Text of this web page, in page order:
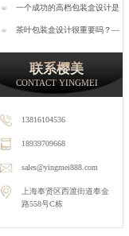
包装
消费者的直观选择—樱美包装
一个成功的高档包装盒设计是
怎样的？—樱美包装
茶叶包装盒设计很重要吗？—
樱美包装
联系樱美
CONTACT YINGMEI
13816104536
18939709668
sales@yingmei888.com
上海奉贤区西渡街道奉金
路558号C栋